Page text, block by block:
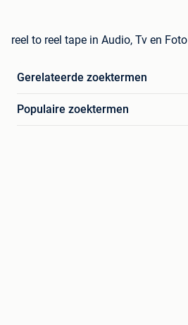
reel to reel tape in Audio, Tv en Foto
Gerelateerde zoektermen
Populaire zoektermen